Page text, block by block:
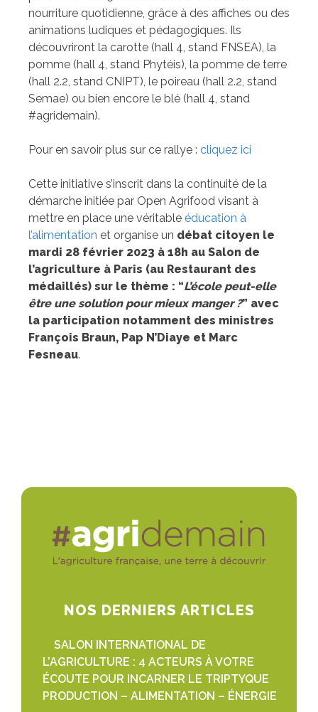
nourriture quotidienne, grâce à des affiches ou des
animations ludiques et pédagogiques. Ils
découvriront la carotte (hall 4, stand FNSEA), la
pomme (hall 4, stand Phytéis), la pomme de terre
(hall 2.2, stand CNIPT), le poireau (hall 2.2, stand
Semae) ou bien encore le blé (hall 4, stand
#agridemain).
Pour en savoir plus sur ce rallye : cliquez ici
Cette initiative s’inscrit dans la continuité de la
démarche initiée par Open Agrifood visant à
mettre en place une véritable éducation à
l’alimentation et organise un débat citoyen le
mardi 28 février 2023 à 18h au Salon de
l’agriculture à Paris (au Restaurant des
médaillés) sur le thème : “L’école peut-elle
être une solution pour mieux manger ?” avec
la participation notamment des ministres
François Braun, Pap N’Diaye et Marc
Fesneau.
NOS DERNIERS ARTICLES
SALON INTERNATIONAL DE
L’AGRICULTURE : 4 ACTEURS À VOTRE
ÉCOUTE POUR INCARNER LE TRIPTYQUE
PRODUCTION – ALIMENTATION – ÉNERGIE